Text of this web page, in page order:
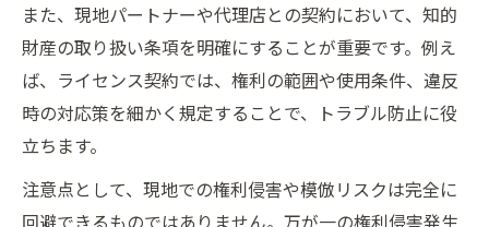
また、現地パートナーや代理店との契約において、知的
財産の取り扱い条項を明確にすることが重要です。例え
ば、ライセンス契約では、権利の範囲や使用条件、違反
時の対応策を細かく規定することで、トラブル防止に役
立ちます。
注意点として、現地での権利侵害や模倣リスクは完全に
回避できるものではありません。万が一の権利侵害発生